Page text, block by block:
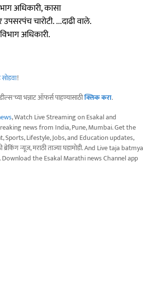
अधिकारी, कासा
चारोटी. ...दाढी वाले.
अधिकारी.
!
भन्नाट ऑफर्स पाहण्यासाठीक्लिक करा.
, Watch Live Streaming on Esakal and
news from India, Pune, Mumbai. Get the
Sports, Lifestyle, Jobs, and Education updates,
ब्रेकिंग न्यूज, मराठी ताज्या घडामोडी. And Live taja batmya
Download the Esakal Marathi news Channel app